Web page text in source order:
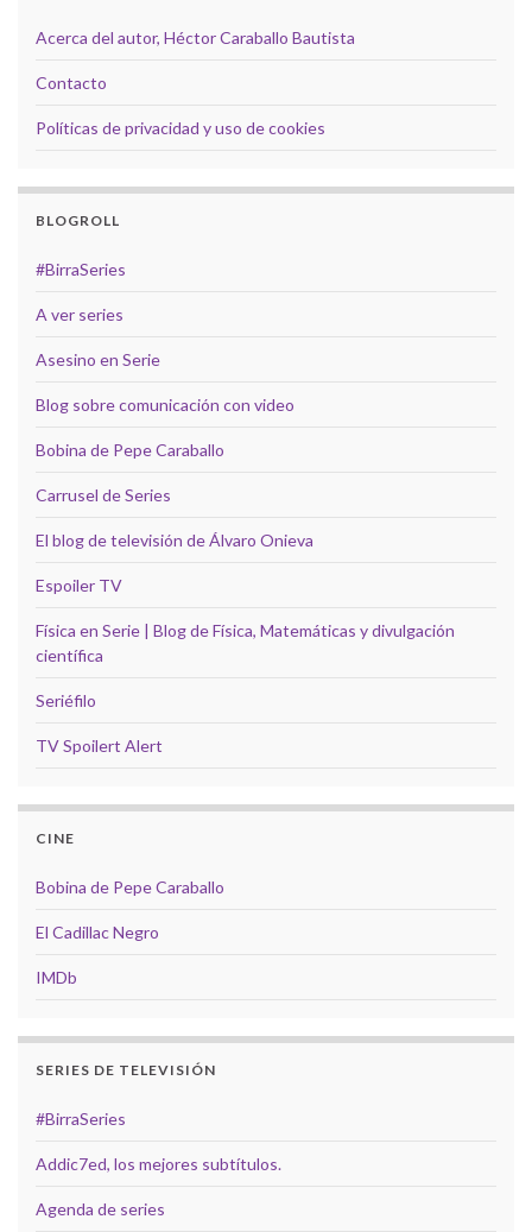
Acerca del autor, Héctor Caraballo Bautista
Contacto
Políticas de privacidad y uso de cookies
BLOGROLL
#BirraSeries
A ver series
Asesino en Serie
Blog sobre comunicación con video
Bobina de Pepe Caraballo
Carrusel de Series
El blog de televisión de Álvaro Onieva
Espoiler TV
Física en Serie | Blog de Física, Matemáticas y divulgación
científica
Seriéfilo
TV Spoilert Alert
CINE
Bobina de Pepe Caraballo
El Cadillac Negro
IMDb
SERIES DE TELEVISIÓN
#BirraSeries
Addic7ed, los mejores subtítulos.
Agenda de series